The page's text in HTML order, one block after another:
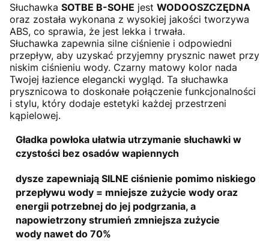
Słuchawka SOTBE B-SOHE jest WODOOSZCZĘDNA
oraz została wykonana z wysokiej jakości tworzywa
ABS, co sprawia, że jest lekka i trwała.
Słuchawka zapewnia silne ciśnienie i odpowiedni
przepływ, aby uzyskać przyjemny prysznic nawet przy
niskim ciśnieniu wody. Czarny matowy kolor nada
Twojej łazience elegancki wygląd. Ta słuchawka
prysznicowa to doskonałe połączenie funkcjonalności
i stylu, który dodaje estetyki każdej przestrzeni
kąpielowej.
Gładka powłoka ułatwia utrzymanie słuchawki w
czystości bez osadów wapiennych
dysze zapewniają SILNE ciśnienie pomimo niskiego
przepływu wody = mniejsze zużycie wody oraz
energii potrzebnej do jej podgrzania, a
napowietrzony strumień zmniejsza zużycie
wody nawet do 70%